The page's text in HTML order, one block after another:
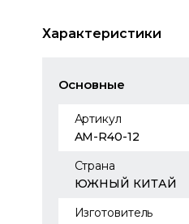
Характеристики
Основные
Артикул
AM-R40-12
Страна
ЮЖНЫЙ КИТАЙ
Изготовитель